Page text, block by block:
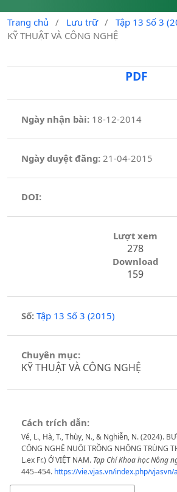
Trang chủ / Lưu trữ / Tập 13 Số 3
KỸ THUẬT VÀ CÔNG NGHỆ
PDF
Ngày nhận bài: 18-12-2014
Ngày duyệt đăng:21-04-2015
DOI:
Lượt xem
278
Download
159
Số: Tập 13 Số 3 (2015)
Chuyên mục:
KỸ THUẬT VÀ CÔNG NGHỆ
Cách trích dẫn:
Vẻ, L., Hà, T., Thùy, N., & Nghiễn, N. (2024).
CÔNG NGHỆ NUÔI TRỒNG NHỘNG TRÙNG
L.ex Fr.) Ở VIỆT NAM. Tạp Chí Khoa học Nông
445–454. https://vie.vjas.vn/index.php/